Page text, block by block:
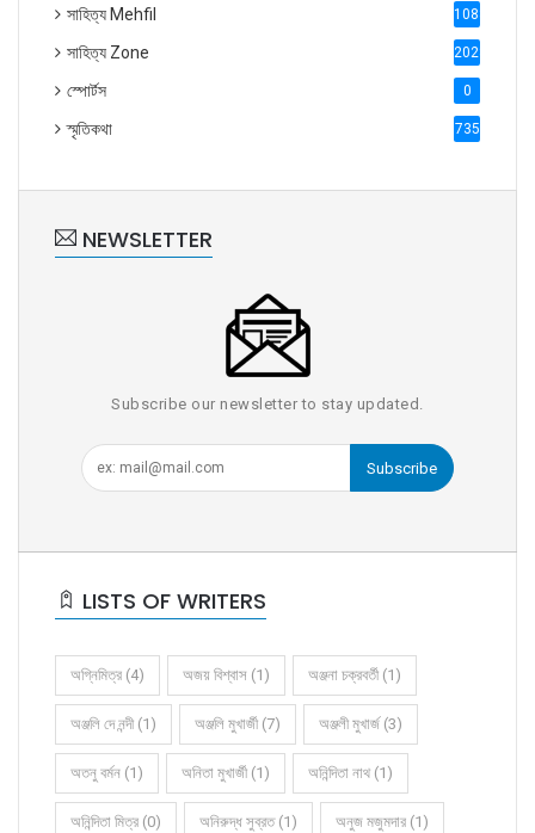
সাহিত্য Mehfil 1088
সাহিত্য Zone 2028
স্পোর্টস 0
স্মৃতিকথা 735
NEWSLETTER
Subscribe our newsletter to stay updated.
Subscribe
LISTS OF WRITERS
অগ্নিমিত্র (4) অজয় বিশ্বাস (1) অঞ্জনা চক্রবর্তী (1)
অঞ্জলি দে নন্দী (1) অঞ্জলি মুখার্জী (7) অঞ্জলী মুখার্জ (3)
অতনু বর্মন (1) অনিতা মুখার্জী (1) অনিন্দিতা নাথ (1)
অনিন্দিতা মিত্র (0) অনিরুদ্ধ সুব্রত (1) অনুজ মজুমদার (1)